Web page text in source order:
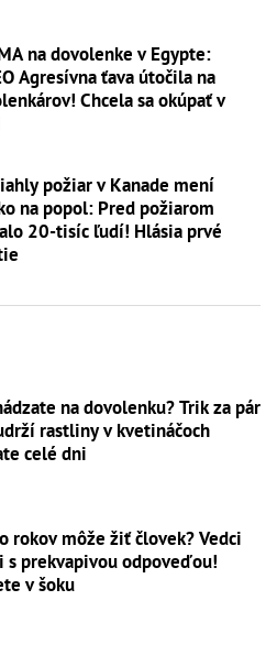
na dovolenke v Egypte:
Agresívna ťava útočila na
Chcela sa okúpať v
požiar v Kanade mení
na popol: Pred požiarom
20-tisíc ľudí! Hlásia prvé
na dovolenku? Trik za pár
rastliny v kvetináčoch
celé dni
rokov môže žiť človek? Vedci
s prekvapivou odpoveďou!
v šoku